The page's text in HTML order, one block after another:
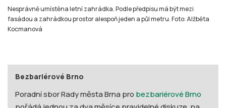
Nesprávně umístěna letní zahrádka. Podle předpisu má být mezi
fasádou a zahrádkou prostor alespoň jeden a půl metru. Foto: Alžběta
Kocmanová
Bezbariérové Brno
Poradní sbor Rady města Brna pro bezbariérové Brno